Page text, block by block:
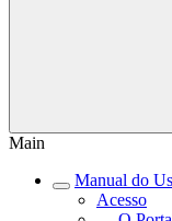
Main
Manual do
Acesso